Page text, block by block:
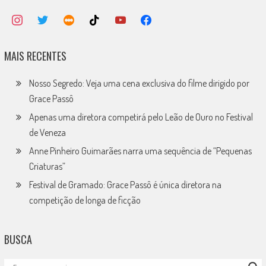
MAIS RECENTES
Nosso Segredo: Veja uma cena exclusiva do filme dirigido por
Grace Passô
Apenas uma diretora competirá pelo Leão de Ouro no Festival
de Veneza
Anne Pinheiro Guimarães narra uma sequência de “Pequenas
Criaturas”
Festival de Gramado: Grace Passô é única diretora na
competição de longa de ficção
BUSCA